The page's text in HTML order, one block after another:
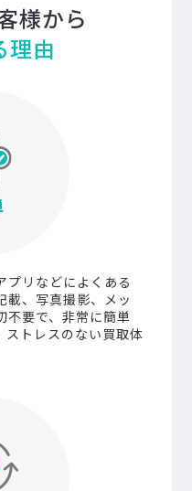
様から
理由
プリなどによくある
載、写真撮影、メッ
不要で、非常に簡単
ストレスのない買取体